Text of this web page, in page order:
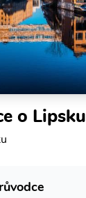
o Lipsku